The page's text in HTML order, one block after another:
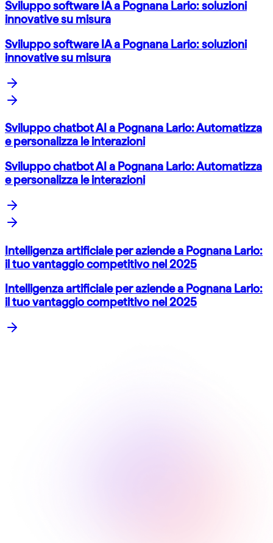
Sviluppo software IA a Pognana Lario: soluzioni
innovative su misura
Sviluppo software IA a Pognana Lario: soluzioni
innovative su misura
Sviluppo chatbot AI a Pognana Lario: Automatizza
e personalizza le interazioni
Sviluppo chatbot AI a Pognana Lario: Automatizza
e personalizza le interazioni
Intelligenza artificiale per aziende a Pognana Lario:
il tuo vantaggio competitivo nel 2025
Intelligenza artificiale per aziende a Pognana Lario:
il tuo vantaggio competitivo nel 2025